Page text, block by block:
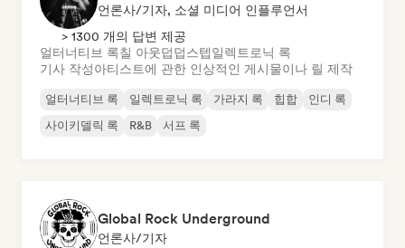
언론사/기자, 소셜 미디어 인플루언서
> 1300 개의 답변 제공
얼터너티브 록칠 아웃덥덥스텝일렉트로닉 록
기사 작성아티스트에 관한 인상적인 게시물이나 릴 제작
얼터너티브 록 일렉트로닉 록 가라지 록 힙합
인디 록
사이키델릭 록
R&B 서프 록
Global Rock Underground
언론사/기자